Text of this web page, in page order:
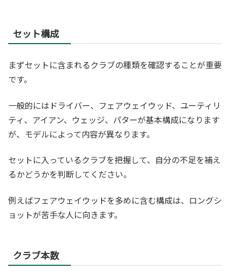
セット構成
まずセットに含まれるクラブの種類を確認することが重要
です。
一般的にはドライバー、フェアウェイウッド、ユーティリ
ティ、アイアン、ウェッジ、パターが基本構成になります
が、モデルによって内容が異なります。
セットに入っているクラブを把握して、自分の不足を補え
るかどうかを判断してください。
例えばフェアウェイウッドを多めに含む構成は、ロングシ
ョットが苦手な人に向きます。
クラブ本数